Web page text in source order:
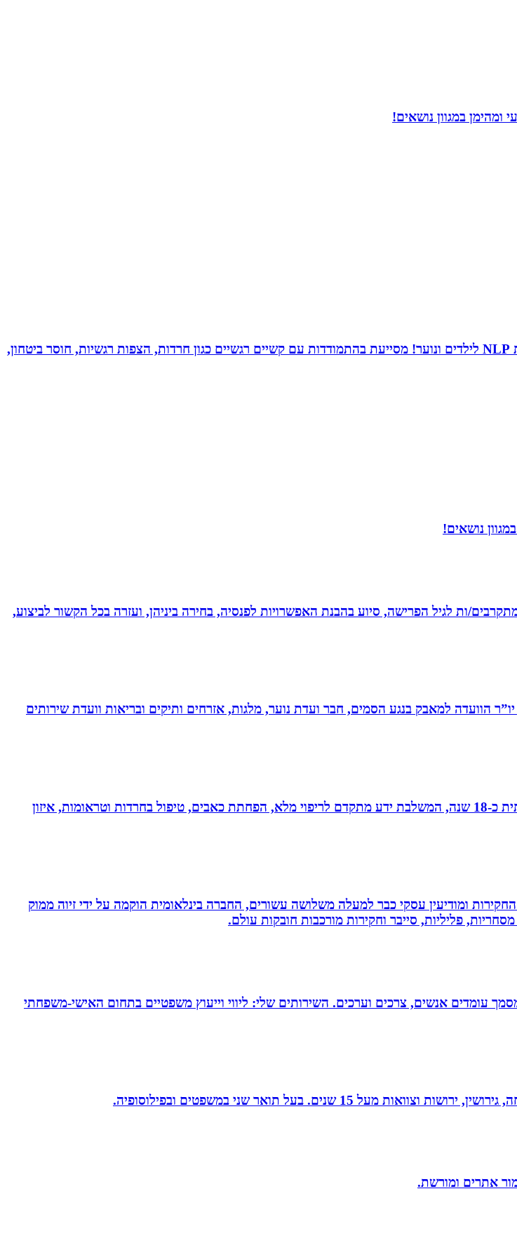
במגוון נושאים!
שמי שירה תמר, מטפלת ריגשית ומורה בתיכון. אני מתמחה בטיפול רגשי בשיטת NLP לילדים ונוער! מסייעת בהתמודדות עם קשיים רגשיים כגון חרדות, הצפות רגשיות, חוסר ביטחון,
נושאים!
ות לגיל הפרישה, סיוע בהבנת האפשרויות לפנסיה, בחירה ביניהן, ועזרה בכל הקשור לביצוע,
הוועדה למאבק בנגע הסמים, חבר ועדת נוער, מלגות, אזרחים ותיקים ובריאות וועדת שירותים
מומחית לשילוב בין תדרים ותודעה- כלי הריפוי החזקים ביותר בעולם!!! נטורופתית כ-18 שנה, המשלבת ידע מתקדם לריפוי מלא, הפחתת כאבים, טיפול בחרדות וטראומות, איזון
ומודיעין עסקי כבר למעלה משלושה עשורים, החברה בינלאומית הוקמה על ידי זיוה ממוק
פליליות, סייבר וחקירות מורכבות חובקות עולם.
עומדים אנשים, צרכים וערכים. השירותים שלי: ליווי וייעוץ משפטיים בתחום האישי-משפחתי
שנים. בעל תואר שני במשפטים ובפילוסופיה.
אתרים ומורשת.